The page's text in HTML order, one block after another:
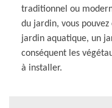
traditionnel ou
du jardin, vous
jardin aquatique, un
conséquent les
à installer.